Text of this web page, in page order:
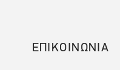
ΕΠΙΚΟΙΝΩΝΙΑ